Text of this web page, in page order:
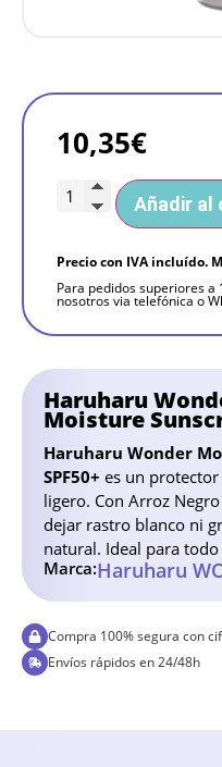
Haruharu
Moisture
Haruharu Wonder
SPF50+ es un
ligero. Con Arroz
dejar rastro blanco ni
natural. Ideal para
Marca:Haruharu
10,35€
Añadir al
Precio con IVA incluído.
Para pedidos superiores a
nosotros via telefónica o
Compra 100% segura con
Envíos rápidos en 24/48h